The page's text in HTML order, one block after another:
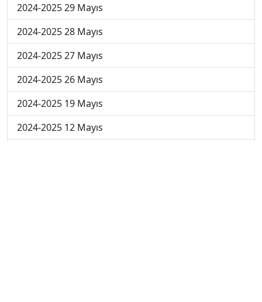
2024-2025 29 Mayıs
2024-2025 28 Mayıs
2024-2025 27 Mayıs
2024-2025 26 Mayıs
2024-2025 19 Mayıs
2024-2025 12 Mayıs